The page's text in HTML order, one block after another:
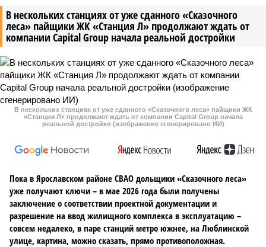
В нескольких станциях от уже сданного «Сказочного
леса» пайщики ЖК «Станция Л» продолжают ждать от
компании Capital Group начала реальной достройки
В нескольких станциях от уже сданного «Сказочного леса» пайщики ЖК
«Станция Л» продолжают ждать от компании Capital Group начала
реальной достройки (изображение сгенерировано ИИ)
Пока в Ярославском районе СВАО дольщики «Сказочного леса»
уже получают ключи – в мае 2026 года были получены
заключение о соответствии проектной документации и
разрешение на ввод жилищного комплекса в эксплуатацию –
совсем недалеко, в паре станций метро южнее, на Люблинской
улице, картина, можно сказать, прямо противоположная.